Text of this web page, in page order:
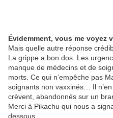
Évidemment, vous me voyez
Mais quelle autre réponse
La grippe a bon dos. Les
manque de médecins et de
morts. Ce qui n’empêche pas
soignants non vaxxinés… Il
crèvent, abandonnés sur un
Merci à Pikachu qui nous a
dessous…